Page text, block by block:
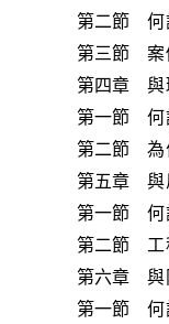
第二節 何
第三節 案
第四章 與
第一節 何
第二節 為
第五章 與
第一節 何
第二節 工
第六章 與
第一節 何